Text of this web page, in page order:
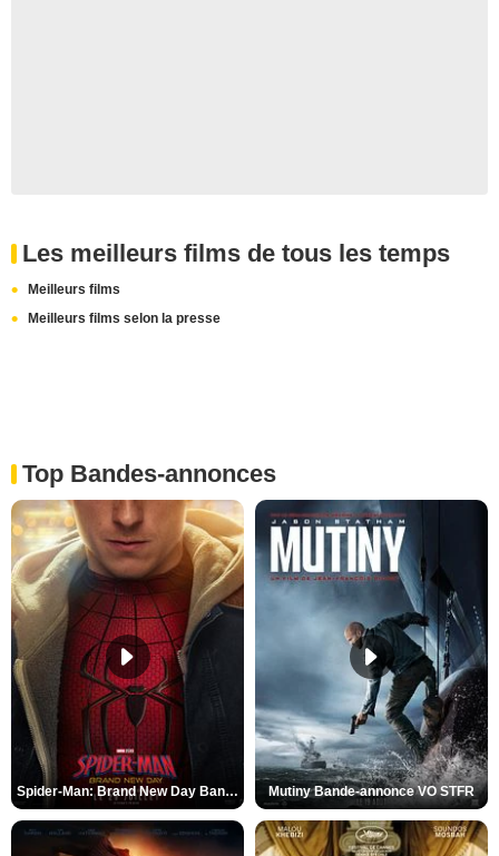
Les meilleurs films de tous les temps
Meilleurs films
Meilleurs films selon la presse
Top Bandes-annonces
Spider-Man: Brand New Day Bande-annonce VO STFR Mutiny Bande-annonce VO STFR